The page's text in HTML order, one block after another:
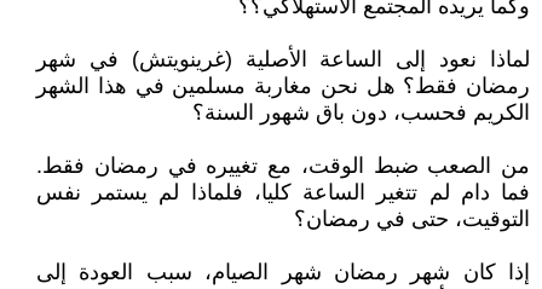
وكما يريده المجتمع الاستهلاكي؟؟
لماذا نعود إلى الساعة الأصلية (غرينويتش) في شهر
رمضان فقط؟ هل نحن مغاربة مسلمين في هذا الشهر
الكريم فحسب، دون باق شهور السنة؟
من الصعب ضبط الوقت، مع تغييره في رمضان فقط.
فما دام لم تتغير الساعة كليا، فلماذا لم يستمر نفس
التوقيت، حتى في رمضان؟
إذا كان شهر رمضان شهر الصيام، سبب العودة إلى